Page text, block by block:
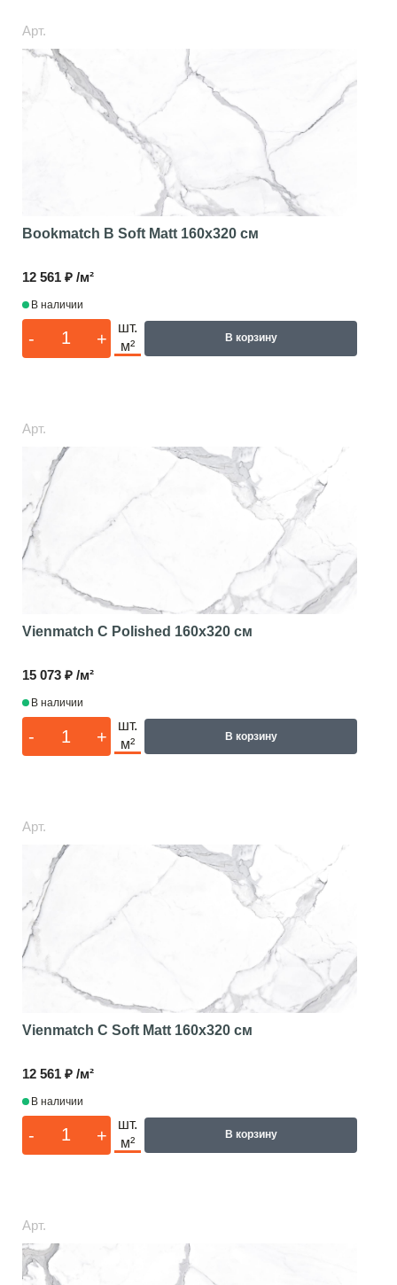
Арт.
Bookmatch B Soft Matt 160x320 см
12 561 ₽ /м²
В наличии
- +
шт.
м²
В корзину
Арт.
Vienmatch C Polished 160x320 см
15 073 ₽ /м²
В наличии
- +
шт.
м²
В корзину
Арт.
Vienmatch C Soft Matt 160x320 см
12 561 ₽ /м²
В наличии
- +
шт.
м²
В корзину
Арт.